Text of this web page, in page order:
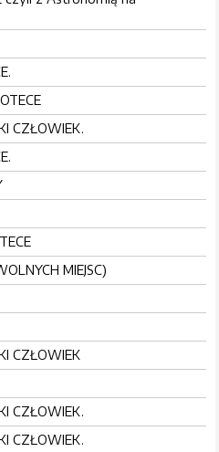
CZŁOWIEK.
MIEJSC)
CZŁOWIEK
CZŁOWIEK.
CZŁOWIEK.